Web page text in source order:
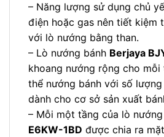
– Năng lượng sử dụng chủ
điện hoặc gas nên tiết kiệm
với lò nướng bằng than.
– Lò nướng bánh Berjaya
khoang nướng rộng cho mỗi
thể nướng bánh với số
dành cho cơ sở sản xuất
– Mỗi một tầng của lò nướng
E6KW-1BD được chia ra